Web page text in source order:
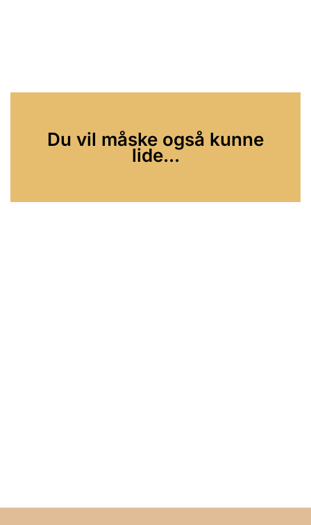
Du vil måske også kunne
lide...